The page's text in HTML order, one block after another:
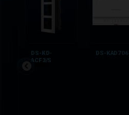
DS-KD-
ACF3/S
DS-